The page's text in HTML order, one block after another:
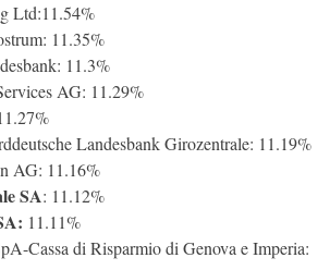
Ltd:11.54%
11.35%
11.3%
AG: 11.29%
Landesbank Girozentrale: 11.19%
AG: 11.16%
SA: 11.12%
11.11%
Cassa di Risparmio di Genova e Imperia: